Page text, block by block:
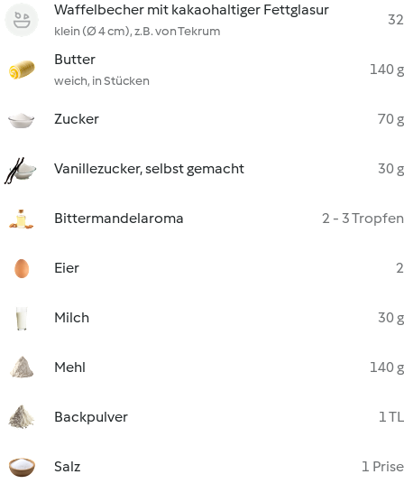
Waffelbecher mit kakaohaltiger Fettglasur
klein (Ø 4 cm), z.B. von Tekrum
32
Butter
weich, in Stücken
140 g
Zucker 70 g
Vanillezucker, selbst gemacht 30 g
Bittermandelaroma 2 - 3 Tropfen
Eier 2
Milch 30 g
Mehl 140 g
Backpulver 1 TL
Salz 1 Prise